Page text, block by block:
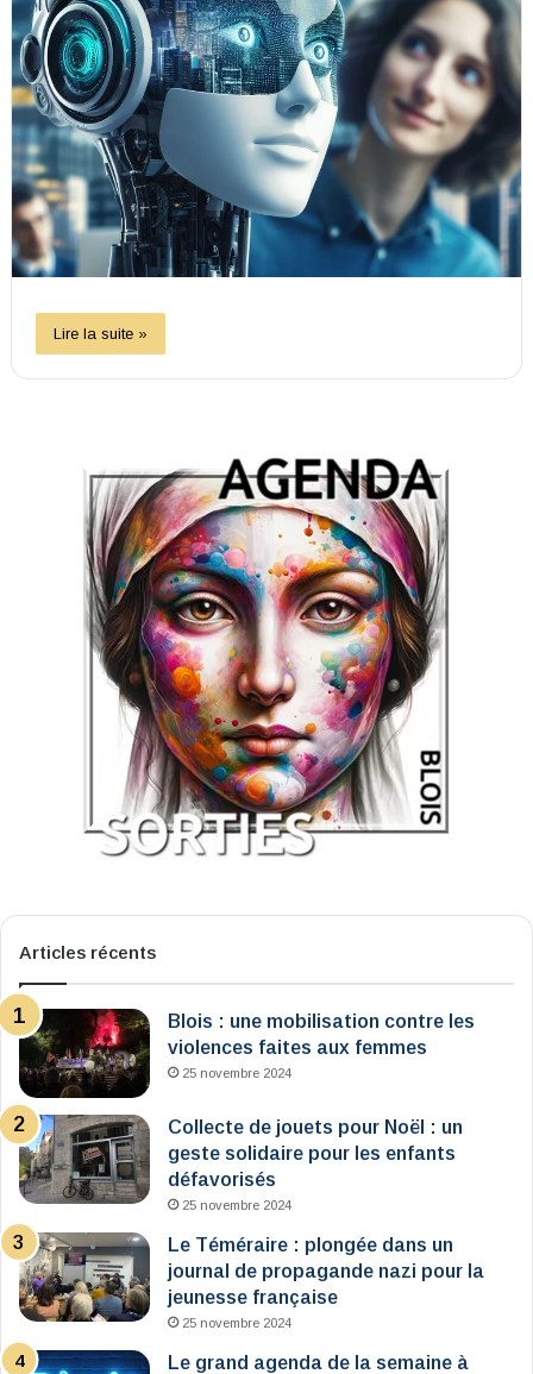
Lire la suite »
Articles récents
Blois : une mobilisation contre les
violences faites aux femmes
25 novembre 2024
Collecte de jouets pour Noël : un
geste solidaire pour les enfants
défavorisés
25 novembre 2024
Le Téméraire : plongée dans un
journal de propagande nazi pour la
jeunesse française
25 novembre 2024
Le grand agenda de la semaine à